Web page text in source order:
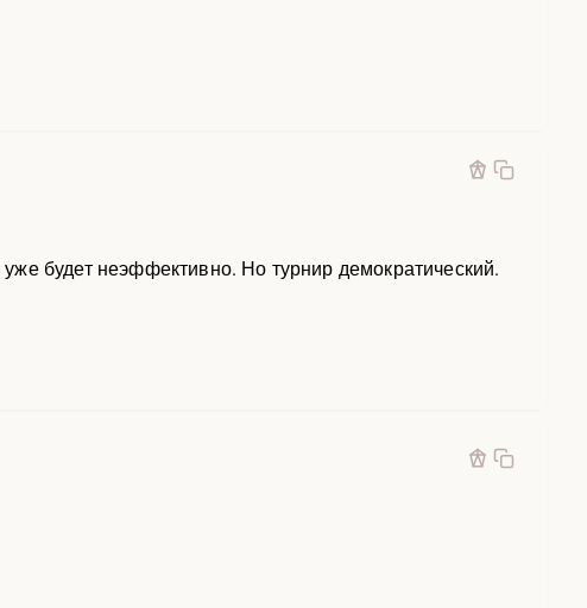
будет неэффективно. Но турнир демократический.